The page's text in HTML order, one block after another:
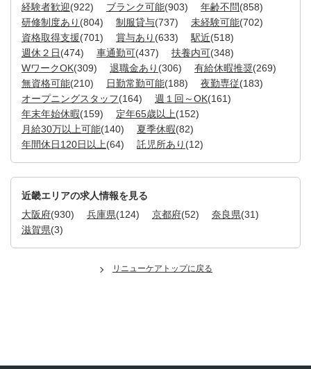
経験者歓迎(922) ブランク可能(903) 年齢不問(858)
研修制度あり (804) 制服貸与(737) 未経験可能(702)
資格取得支援(701) 賞与あり (633) 駅近(518)
週休２日(474) 車通勤可(437) 扶養内可(348)
WワークOK(309) 退職金あり (306) 有給休暇推奨(269)
無資格可能(210) 日勤常勤可能(188) 夜勤専従(183)
オープニングスタッフ(164) 週１回～OK(161)
年末年始休暇(159) 定年65歳以上(152)
月給30万以上可能(140) 夏季休暇(82)
年間休日120日以上(64) 託児所あり (12)
近畿エリアの求人情報を見る
大阪府(930) 兵庫県(124) 京都府(52) 奈良県(31)
滋賀県(3)
リニューケアトップに戻る